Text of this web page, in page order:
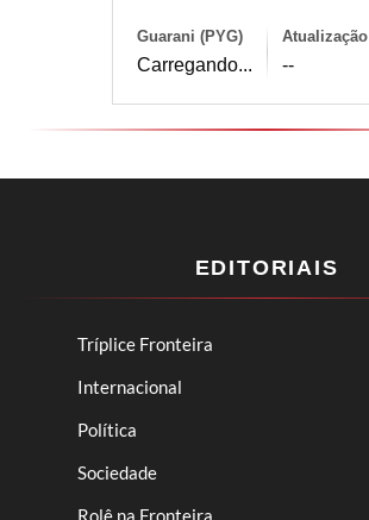
Guarani (PYG)
Carregando...
Atualização
--
EDITORIAIS
Tríplice Fronteira
Internacional
Política
Sociedade
Rolê na Fronteira